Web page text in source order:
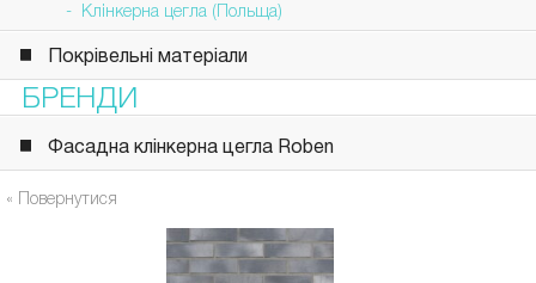
- Клінкерна цегла (Польща)
Покрівельні матеріали
БРЕНДИ
Фасадна клінкерна цегла Roben
« Повернутися